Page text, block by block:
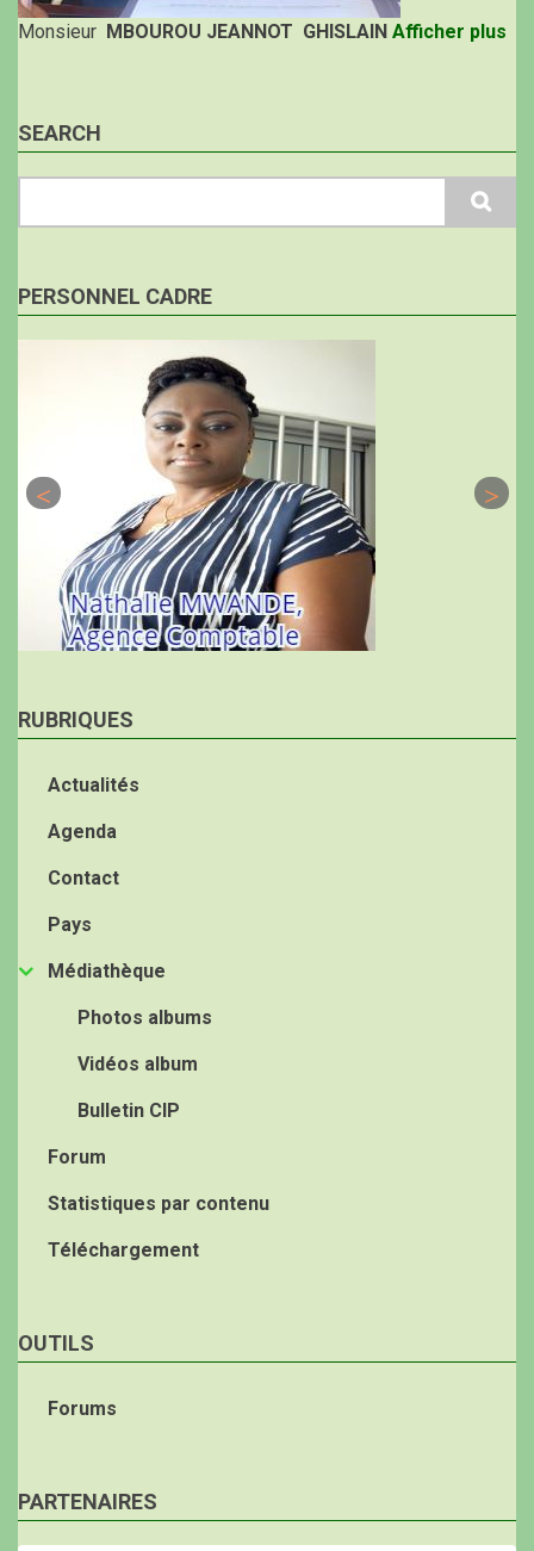
Monsieur MBOUROU JEANNOT GHISLAIN Afficher plus
SEARCH
PERSONNEL CADRE
RUBRIQUES
Actualités
Agenda
Contact
Pays
Médiathèque
Photos albums
Vidéos album
Bulletin CIP
Forum
Statistiques par contenu
Téléchargement
OUTILS
Forums
PARTENAIRES